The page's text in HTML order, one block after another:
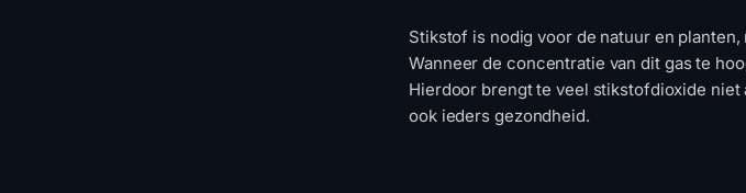
Stikstof is nodig voor de natuur en
Wanneer de concentratie van dit gas te
Hierdoor brengt te veel stikstofdioxide
ook ieders gezondheid.